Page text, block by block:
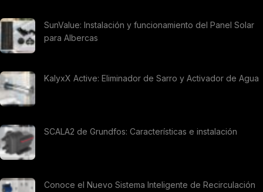
SunValue: Instalación y funcionamiento del Panel Solar
para Albercas
KalyxX Active: Eliminador de Sarro y Activador de Agua
SCALA2 de Grundfos: Características e instalación
Conoce el Nuevo Sistema Inteligente de Recirculación